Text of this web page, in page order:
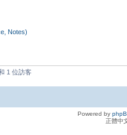
Notes)
1 位訪客
Powered by
正體中